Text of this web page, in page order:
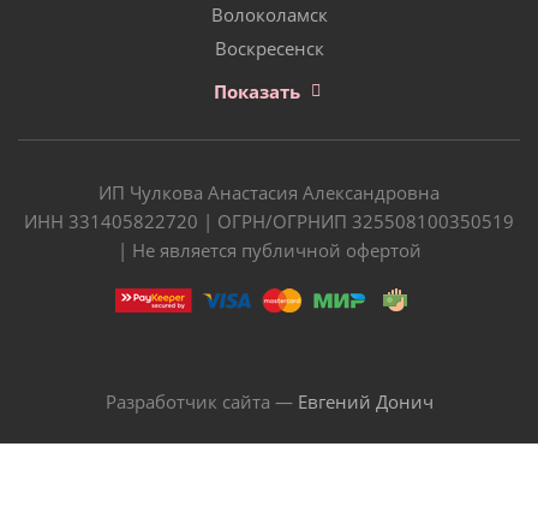
Волоколамск
Воскресенск
Показать
ИП Чулкова Анастасия Александровна
ИНН 331405822720 | ОГРН/ОГРНИП 325508100350519
| Не является публичной офертой
Разработчик сайта — Евгений Донич